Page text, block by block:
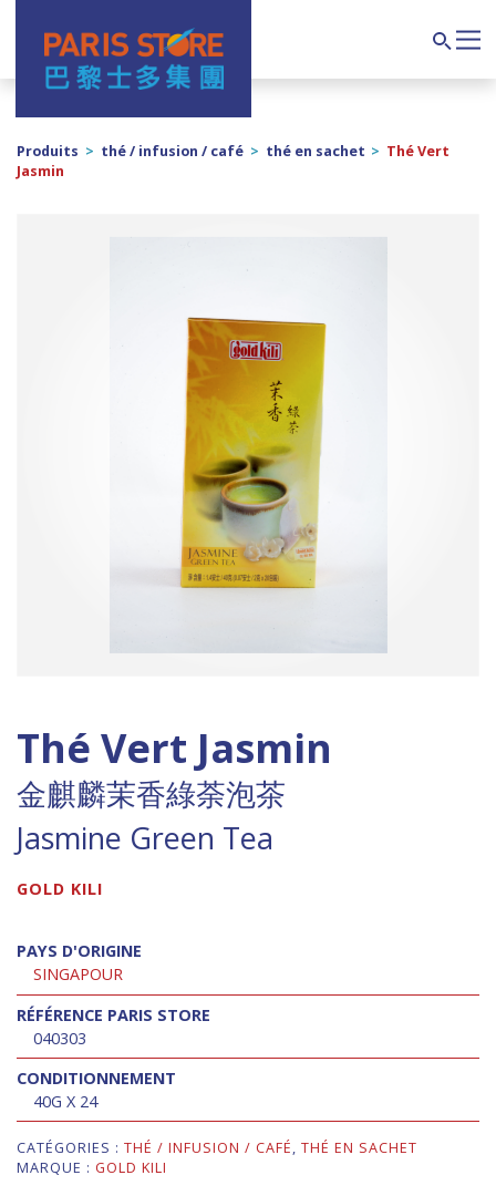
Navigation principale
Produits > thé / infusion / café > thé en sachet > Thé Vert
Jasmin
Thé Vert Jasmin
金麒麟茉香綠荼泡茶
Jasmine Green Tea
GOLD KILI
PAYS D'ORIGINE
SINGAPOUR
RÉFÉRENCE PARIS STORE
040303
CONDITIONNEMENT
40G X 24
CATÉGORIES : THÉ / INFUSION / CAFÉ, THÉ EN SACHET
MARQUE : GOLD KILI